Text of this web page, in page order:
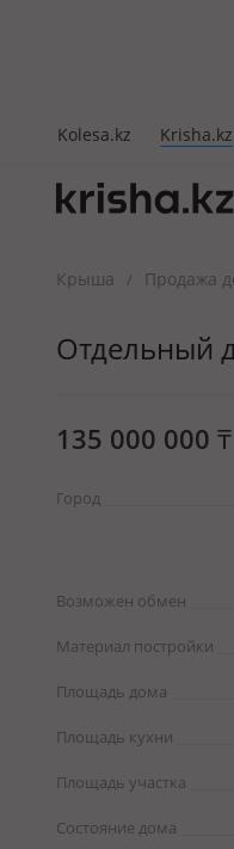
Kolesa.kz Krisha.kz
Крыша / Продажа
Отдельный
135 000 000 ₸
Город
Возможен обмен
Материал постройки
Площадь дома
Площадь кухни
Площадь участка
Состояние дома